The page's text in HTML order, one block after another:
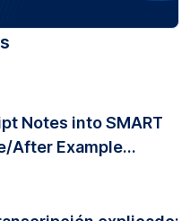
Notes into SMART
After Example...